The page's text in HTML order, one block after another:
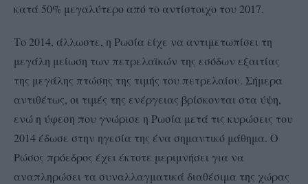
κατά 50% μεγαλύτερο από το αντίστοιχο του 2017.
Το 2014, άλλωστε, η Ρωσία είχε να αντιμετωπίσει τη
μεγάλη μείωση των πετρελαϊκών της εσόδων εξαιτίας
της μεγάλης πτώσης της τιμής του πετρελαίου. Σήμερα
αντιθέτως, οι τιμές της ενέργειας βρίσκονται στα ύψη,
ενώ η ύφεση που γνώρισε η Ρωσία μετά τις κυρώσεις του
2014 έδωσε στην ηγεσία της ένα σημαντικό μάθημα. Ο
Ρώσος πρόεδρος έχει έκτοτε μεριμνήσει για να
αναπληρώσει τα συναλλαγματικά διαθέσιμα της χώρας